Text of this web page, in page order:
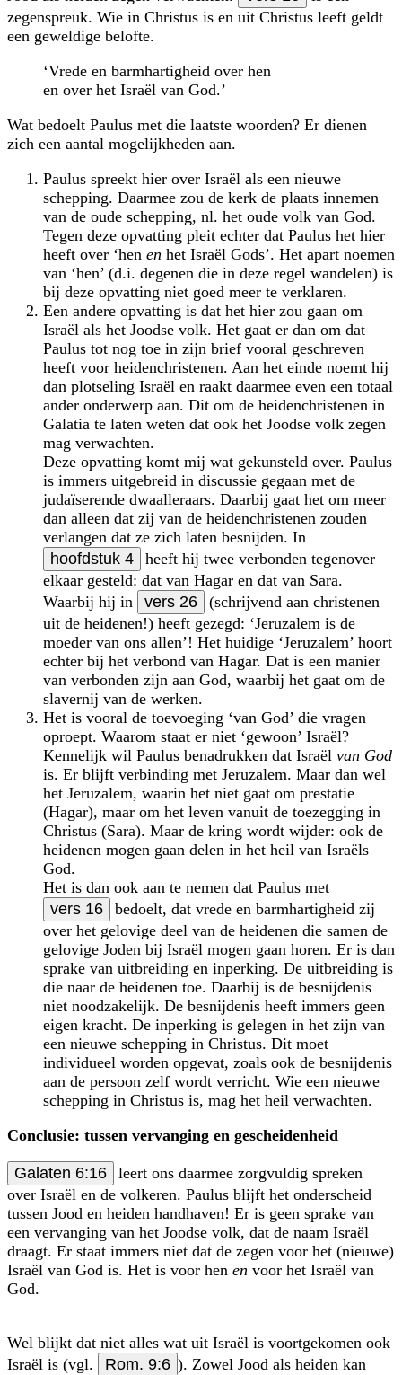
zegenspreuk. Wie in Christus is en uit Christus leeft geldt
een geweldige belofte.
‘Vrede en barmhartigheid over hen
en over het Israël van God.’
Wat bedoelt Paulus met die laatste woorden? Er dienen
zich een aantal mogelijkheden aan.
Paulus spreekt hier over Israël als een nieuwe
schepping. Daarmee zou de kerk de plaats innemen
van de oude schepping, nl. het oude volk van God.
Tegen deze opvatting pleit echter dat Paulus het hier
heeft over ‘hen en het Israël Gods’. Het apart noemen
van ‘hen’ (d.i. degenen die in deze regel wandelen) is
bij deze opvatting niet goed meer te verklaren.
Een andere opvatting is dat het hier zou gaan om
Israël als het Joodse volk. Het gaat er dan om dat
Paulus tot nog toe in zijn brief vooral geschreven
heeft voor heidenchristenen. Aan het einde noemt hij
dan plotseling Israël en raakt daarmee even een totaal
ander onderwerp aan. Dit om de heidenchristenen in
Galatia te laten weten dat ook het Joodse volk zegen
mag verwachten.
Deze opvatting komt mij wat gekunsteld over. Paulus
is immers uitgebreid in discussie gegaan met de
judaïserende dwaalleraars. Daarbij gaat het om meer
dan alleen dat zij van de heidenchristenen zouden
verlangen dat ze zich laten besnijden. In
hoofdstuk 4
heeft hij twee verbonden tegenover
elkaar gesteld: dat van Hagar en dat van Sara.
Waarbij hij in
vers 26
(schrijvend aan christenen
uit de heidenen!) heeft gezegd: ‘Jeruzalem is de
moeder van ons allen’! Het huidige ‘Jeruzalem’ hoort
echter bij het verbond van Hagar. Dat is een manier
van verbonden zijn aan God, waarbij het gaat om de
slavernij van de werken.
Het is vooral de toevoeging ‘van God’ die vragen
oproept. Waarom staat er niet ‘gewoon’ Israël?
Kennelijk wil Paulus benadrukken dat Israël van God
is. Er blijft verbinding met Jeruzalem. Maar dan wel
het Jeruzalem, waarin het niet gaat om prestatie
(Hagar), maar om het leven vanuit de toezegging in
Christus (Sara). Maar de kring wordt wijder: ook de
heidenen mogen gaan delen in het heil van Israëls
God.
Het is dan ook aan te nemen dat Paulus met
vers 16
bedoelt, dat vrede en barmhartig­heid zij
over het gelovige deel van de heidenen die samen de
gelovige Joden bij Israël mogen gaan horen. Er is dan
sprake van uitbreiding en inperking. De uitbreiding is
die naar de heidenen toe. Daarbij is de besnijdenis
niet noodzakelijk. De besnijdenis heeft immers geen
eigen kracht. De inperking is gelegen in het zijn van
een nieuwe schepping in Christus. Dit moet
individueel worden opgevat, zoals ook de besnijdenis
aan de persoon zelf wordt verricht. Wie een nieuwe
schepping in Christus is, mag het heil verwachten.
Conclusie: tussen vervanging en gescheidenheid
Galaten 6:16
leert ons daarmee zorgvuldig spreken
over Israël en de volkeren. Paulus blijft het onderscheid
tussen Jood en heiden handhaven! Er is geen sprake van
een vervanging van het Joodse volk, dat de naam Israël
draagt. Er staat immers niet dat de zegen voor het (nieuwe)
Israël van God is. Het is voor hen en voor het Israël van
God.
Wel blijkt dat niet alles wat uit Israël is voortgekomen ook
Israël is (vgl.
Rom. 9:6 ). Zowel Jood als heiden kan